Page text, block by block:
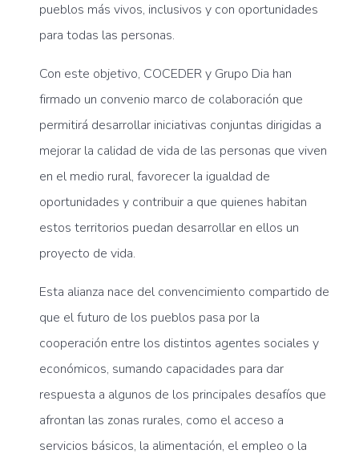
pueblos más vivos, inclusivos y con oportunidades
para todas las personas.
Con este objetivo, COCEDER y Grupo Dia han
firmado un convenio marco de colaboración que
permitirá desarrollar iniciativas conjuntas dirigidas a
mejorar la calidad de vida de las personas que viven
en el medio rural, favorecer la igualdad de
oportunidades y contribuir a que quienes habitan
estos territorios puedan desarrollar en ellos un
proyecto de vida.
Esta alianza nace del convencimiento compartido de
que el futuro de los pueblos pasa por la
cooperación entre los distintos agentes sociales y
económicos, sumando capacidades para dar
respuesta a algunos de los principales desafíos que
afrontan las zonas rurales, como el acceso a
servicios básicos, la alimentación, el empleo o la